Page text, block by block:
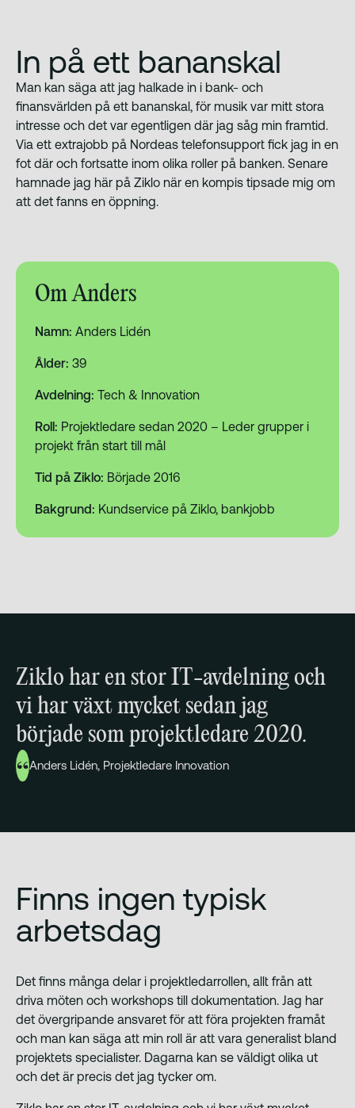
In på ett bananskal
Man kan säga att jag halkade in i bank- och
finansvärlden på ett bananskal, för musik var mitt stora
intresse och det var egentligen där jag såg min framtid.
Via ett extrajobb på Nordeas telefonsupport fick jag in en
fot där och fortsatte inom olika roller på banken. Senare
hamnade jag här på Ziklo när en kompis tipsade mig om
att det fanns en öppning.
Om Anders
Namn: Anders Lidén
Ålder: 39
Avdelning: Tech & Innovation
Roll: Projektledare sedan 2020 – Leder grupper i
projekt från start till mål
Tid på Ziklo: Började 2016
Bakgrund: Kundservice på Ziklo, bankjobb
Ziklo har en stor IT-avdelning och
vi har växt mycket sedan jag
började som projektledare 2020.
Anders Lidén, Projektledare Innovation
Finns ingen typisk
arbetsdag
Det finns många delar i projektledarrollen, allt från att
driva möten och workshops till dokumentation. Jag har
det övergripande ansvaret för att föra projekten framåt
och man kan säga att min roll är att vara generalist bland
projektets specialister. Dagarna kan se väldigt olika ut
och det är precis det jag tycker om.